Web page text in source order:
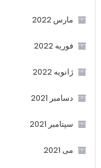
مارس 2022
فوریه 2022
ژانویه 2022
دسامبر 2021
سپتامبر 2021
می 2021